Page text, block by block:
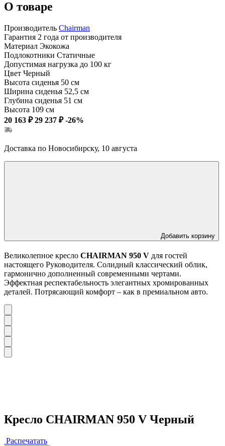
О товаре
Производитель Chairman
Гарантия 2 года от производителя
Материал Экокожа
Подлокотники Статичные
Допустимая нагрузка до 100 кг
Цвет Черный
Высота сиденья 50 см
Ширина сиденья 52,5 см
Глубина сиденья 51 см
Высота 109 см
20 163 ₽ 29 237 ₽ -26%
Доставка по Новосибирску, 10 августа
Добавить корзину
Великолепное кресло CHAIRMAN 950 V для гостей
настоящего Руководителя. Солидный классический облик,
гармонично дополненный современными чертами.
Эффектная респектабельность элегантных хромированных
деталей. Потрясающий комфорт – как в премиальном авто.
Кресло CHAIRMAN 950 V Черный
Распечатать